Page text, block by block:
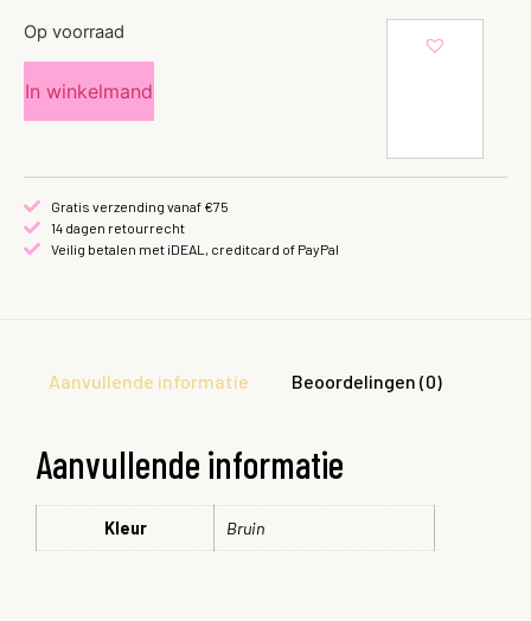
Op voorraad
In winkelmand
Gratis verzending vanaf €75
14 dagen retourrecht
Veilig betalen met iDEAL, creditcard of PayPal
Aanvullende informatie Beoordelingen (0)
Aanvullende informatie
Kleur Bruin